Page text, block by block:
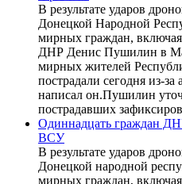
В результате ударов
Донецкой Народной
мирных граждан, включая
ДНР Денис Пушилин в
мирных жителей
пострадали сегодня из-
написал он.Пушилин
пострадавших
Одиннадцать граждан
ВСУ
В результате ударов
Донецкой народной
мирных граждан, включая